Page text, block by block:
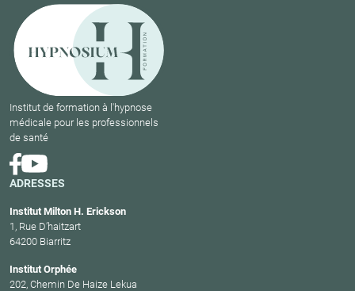
Institut de formation à l'hypnose
médicale pour les professionnels
de santé
ADRESSES
Institut Milton H. Erickson
1, Rue D’haitzart
64200 Biarritz
Institut Orphée
202, Chemin De Haize Lekua